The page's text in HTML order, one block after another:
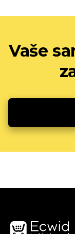
Vaše